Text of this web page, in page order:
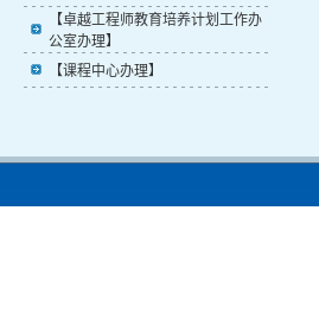
【卓越工程师教育培养计划工作办
公室办理】
【课程中心办理】